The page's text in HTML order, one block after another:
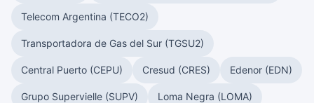
Telecom Argentina (TECO2)
Transportadora de Gas del Sur (TGSU2)
Central Puerto (CEPU) Cresud (CRES) Edenor (EDN)
Grupo Supervielle (SUPV) Loma Negra (LOMA)